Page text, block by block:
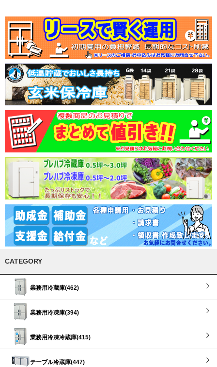
CATEGORY
業務用冷蔵庫(462)
業務用冷凍庫(394)
業務用冷凍冷蔵庫(415)
テーブル冷蔵庫(447)